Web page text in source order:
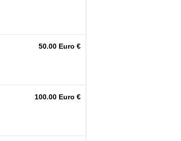
50.00 Euro €
100.00 Euro €